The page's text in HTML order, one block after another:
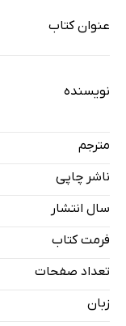
چگونه می‌توان با
3. چرا نباید به
داده‌های ما انحصار
4. اقدامات
6. چرا تنظیم
‌متحده نتیجه عکس
7. معامله آمازون و
عنوان کتاب
نویسنده
مترجم
ناشر چاپی
سال انتشار
فرمت کتاب
تعداد صفحات
زبان